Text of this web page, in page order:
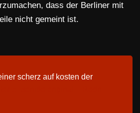
dass der Berliner mit
nicht gemeint ist.
scherz auf kosten der